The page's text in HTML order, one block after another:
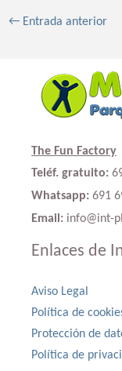
←Entrada anterior
The Fun Factory
Teléf. gratuito:
Whatsapp: 691
Email: info@int-
Enlaces de
Aviso Legal
Política de
Protección de
Política de